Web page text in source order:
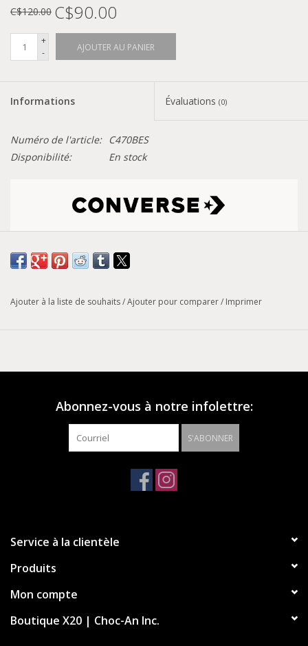
C$120.00 C$90.00
+
-
AJOUTER AU PANIER
Informations Évaluations (0)
Numéro de l'article:
C470BES
Disponibilité:
En stock
Tableau de conversion des pointures
Modèle : CHUCK 70 MARQUIS
couleurs rétro apportent des vibrations country club à
la Chuck 70 Marquis maintiennent le look moderne, frais et
facile à styliser.
Chaussure montante à tige en toile
Ajouter à la liste de souhaits/Ajouter pour comparer/ Imprimer
Abonnez-vous à notre infolettre:
S'ABONNER
Service à la clientèle
Produits
Mon compte
Boutique X20 | Choc-An Inc.